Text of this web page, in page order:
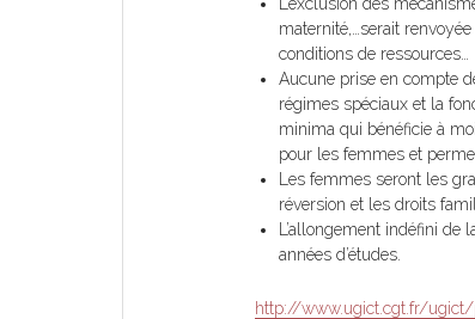
maternité,…serait
conditions de ressources…
Aucune prise en compte
régimes spéciaux et la
minima qui bénéficie à
pour les femmes et
Les femmes seront les
réversion et les droits
L’allongement indéfini
années d’études.
http://www.ugict.cgt.fr/ugict/